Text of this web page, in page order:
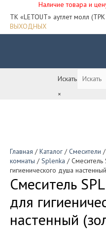
Наличие товара и
ТК «LETOUT» аутлет молл
ВЫХОДНЫХ
Искать
×
Главная / Каталог / Смесители /
комнаты / Splenka / Смеситель
гигиенического душа
Смеситель
для
настенный